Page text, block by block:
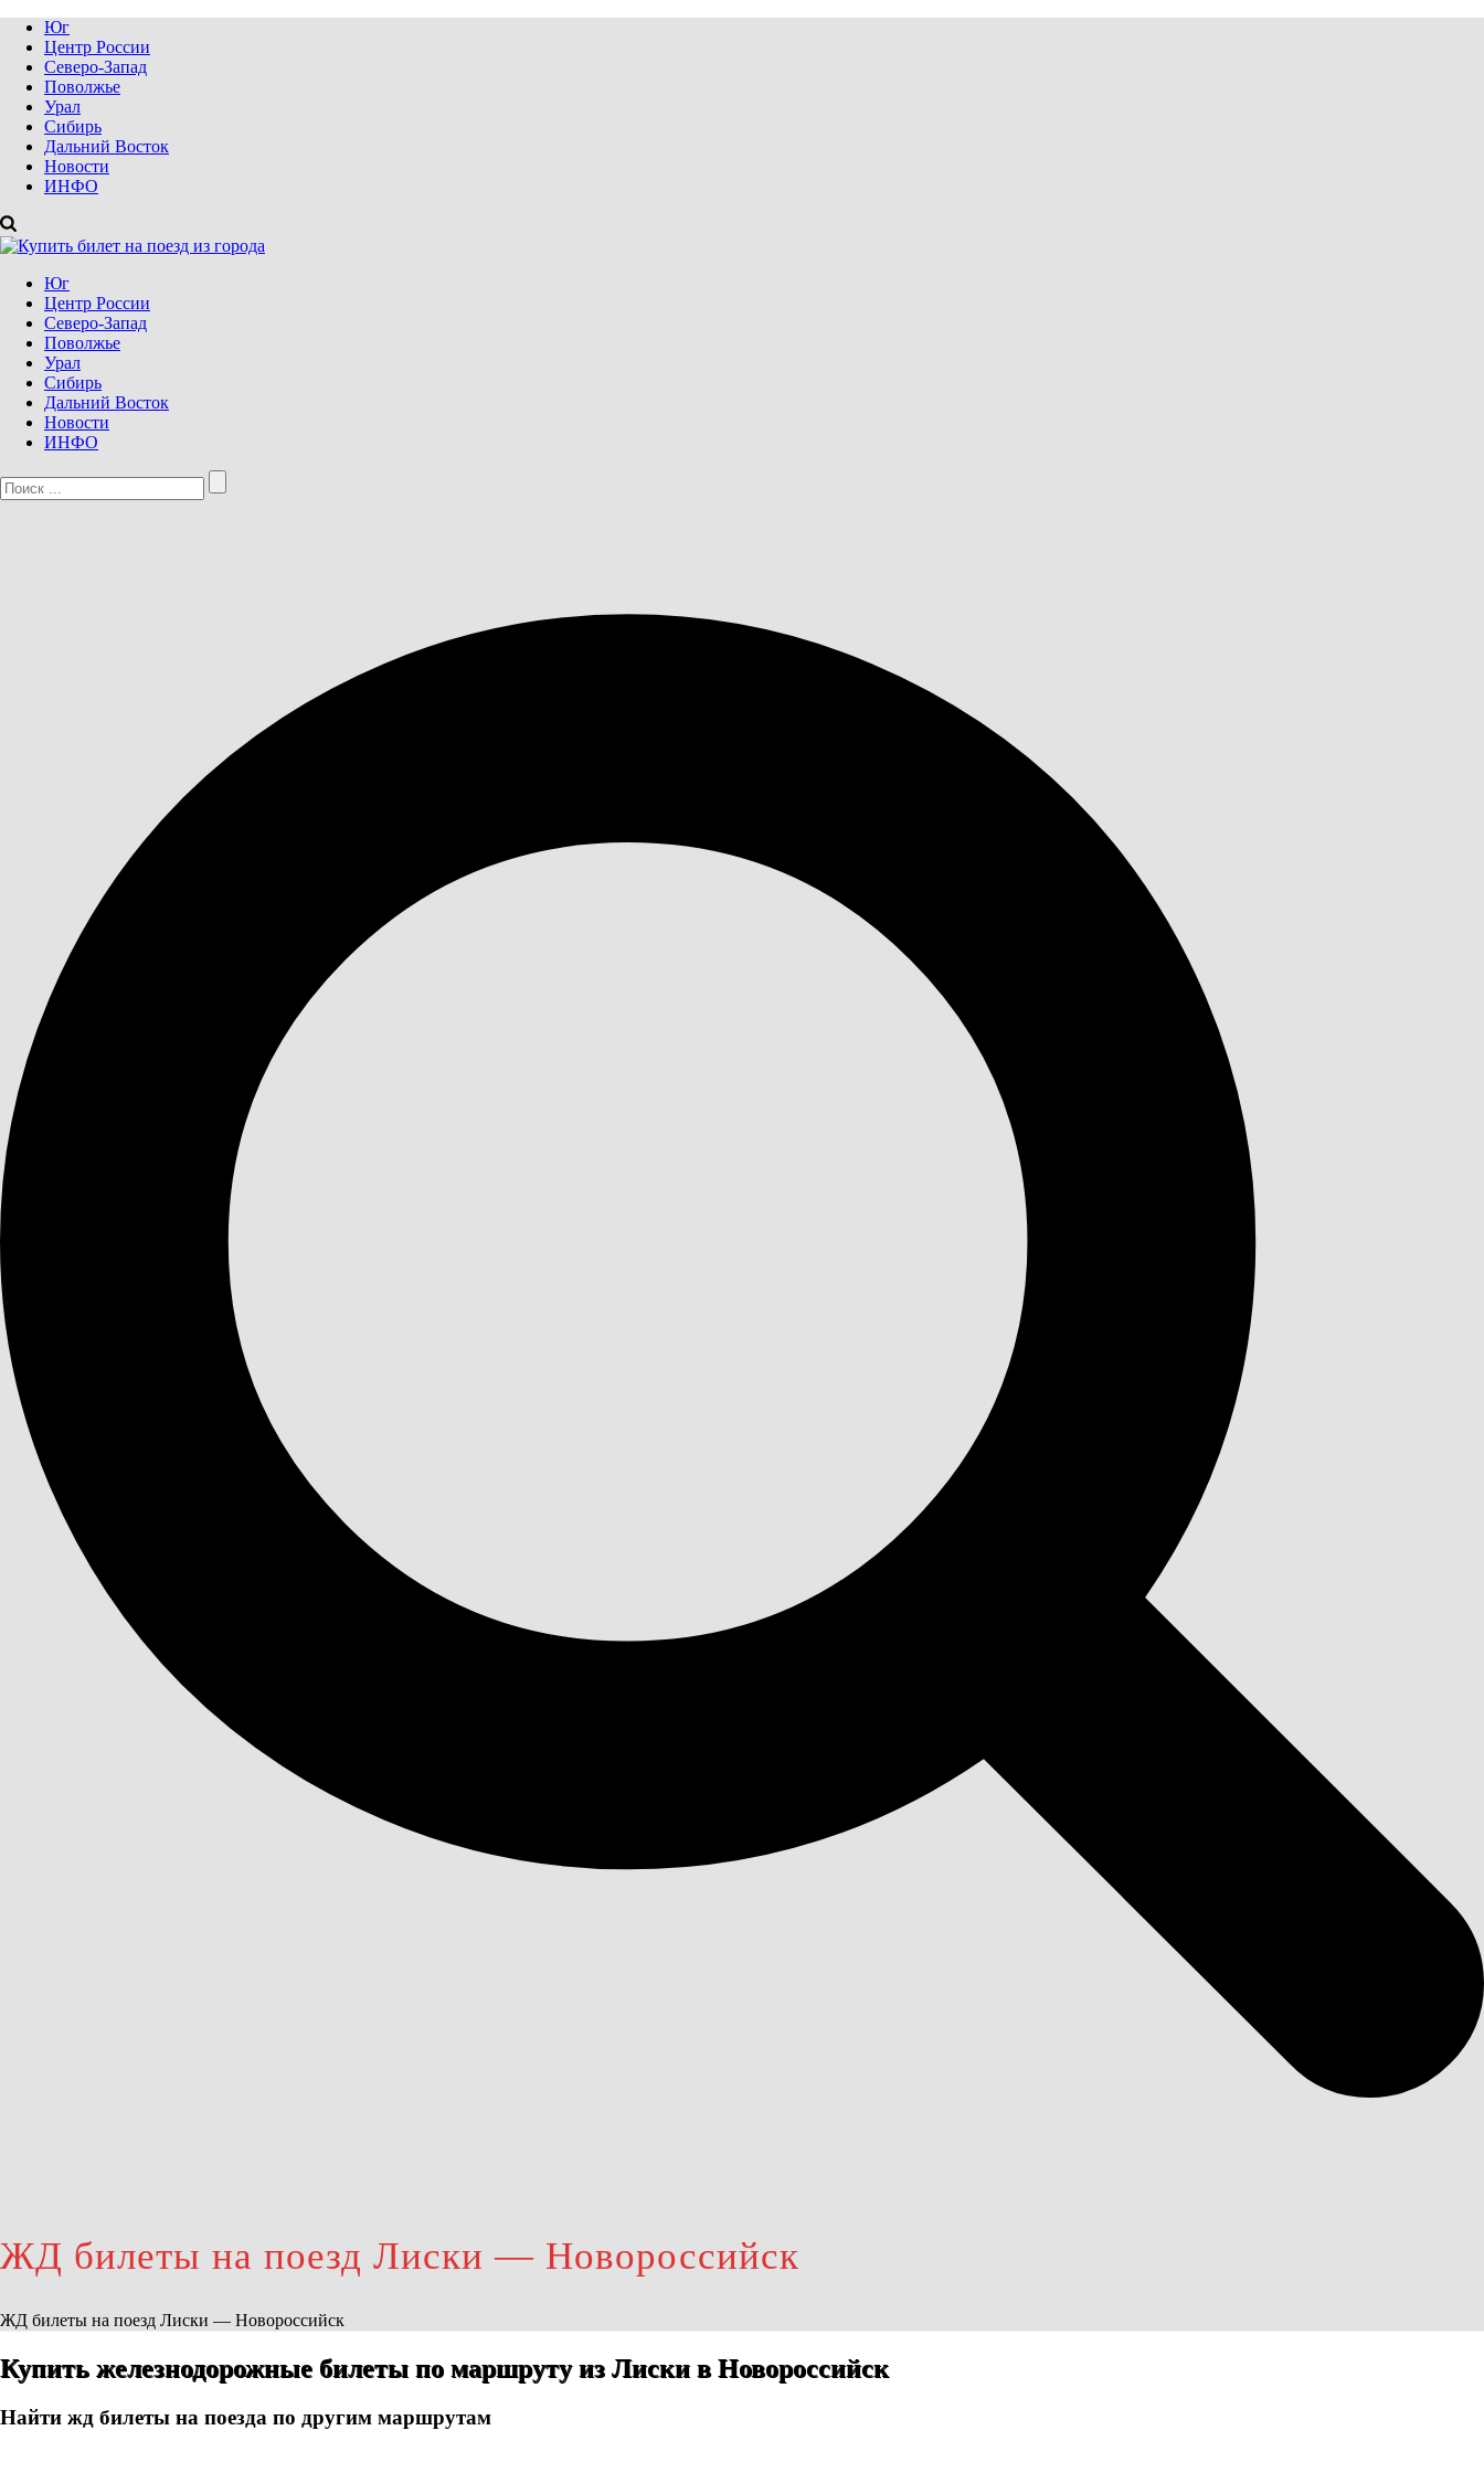
Юг
Центр России
Северо-Запад
Поволжье
Урал
Сибирь
Дальний Восток
Новости
ИНФО
Юг
Центр России
Северо-Запад
Поволжье
Урал
Сибирь
Дальний Восток
Новости
ИНФО
ЖД билеты на поезд Лиски — Новороссийск
ЖД билеты на поезд Лиски — Новороссийск
Купить железнодорожные билеты по маршруту из Лиски в Новороссийск
Найти жд билеты на поезда по другим маршрутам